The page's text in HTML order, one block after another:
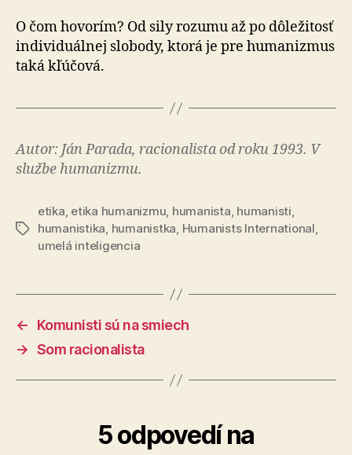
O čom hovorím? Od sily rozumu až po dôležitosť
individuálnej slobody, ktorá je pre humanizmus
taká kľúčová.
Autor: Ján Parada, racionalista od roku 1993. V
službe humanizmu.
Značky
etika, etika humanizmu, humanista, humanisti,
humanistika, humanistka, Humanists International,
umelá inteligencia
←
Komunisti sú na smiech
→ Som racionalista
5 odpovedí na